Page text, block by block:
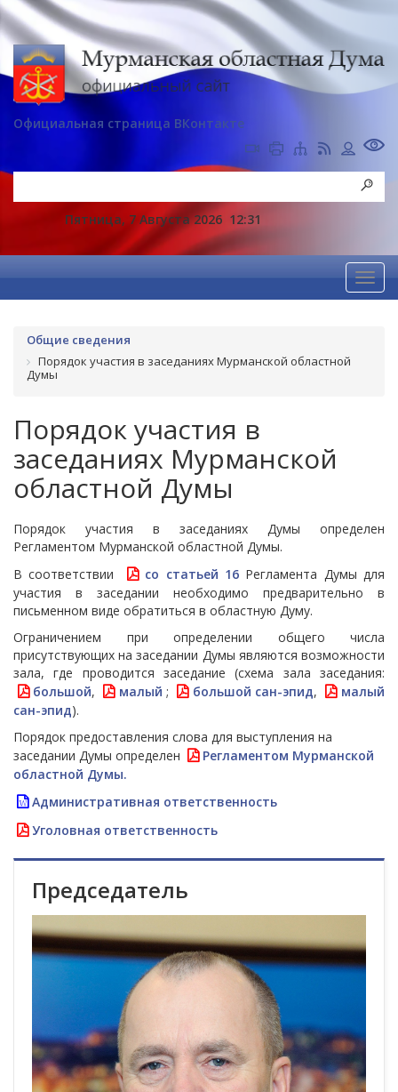
Официальная страница ВКонтакте
Пятница, 7 Августа 2026 12:31
Общие сведения
Порядок участия в заседаниях Мурманской областной
Думы
Порядок участия в
заседаниях Мурманской
областной Думы
Порядок участия в заседаниях Думы определен
Регламентом Мурманской областной Думы.
В соответствии
со статьей 16 Регламента Думы для
участия в заседании необходимо предварительно в
письменном виде обратиться в областную Думу.
Ограничением при определении общего числа
присутствующих на заседании Думы являются возможности
зала, где проводится заседание (схема зала заседания:
большой, малый ; большой сан-эпид,
малый
сан-эпид).
Порядок предоставления слова для выступления на
заседании Думы определен
Регламентом Мурманской
областной Думы.
Административная ответственность
Уголовная ответственность
Председатель